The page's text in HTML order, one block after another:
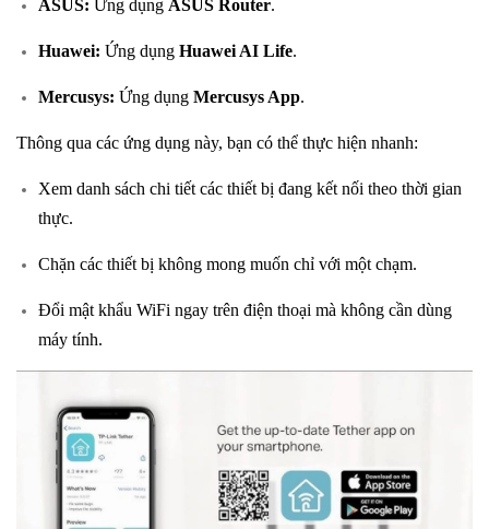
ASUS: Ứng dụng ASUS Router.
Huawei: Ứng dụng Huawei AI Life.
Mercusys: Ứng dụng Mercusys App.
Thông qua các ứng dụng này, bạn có thể thực hiện nhanh:
Xem danh sách chi tiết các thiết bị đang kết nối theo thời gian
thực.
Chặn các thiết bị không mong muốn chỉ với một chạm.
Đổi mật khẩu WiFi ngay trên điện thoại mà không cần dùng
máy tính.